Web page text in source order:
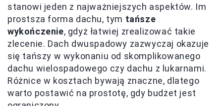
stanowi jeden z najważniejszych aspektów. Im
prostsza forma dachu, tym tańsze
wykończenie, gdyż łatwiej zrealizować takie
zlecenie. Dach dwuspadowy zazwyczaj okazuje
się tańszy w wykonaniu od skomplikowanego
dachu wielospadowego czy dachu z lukarnami.
Różnice w kosztach bywają znaczne, dlatego
warto postawić na prostotę, gdy budżet jest